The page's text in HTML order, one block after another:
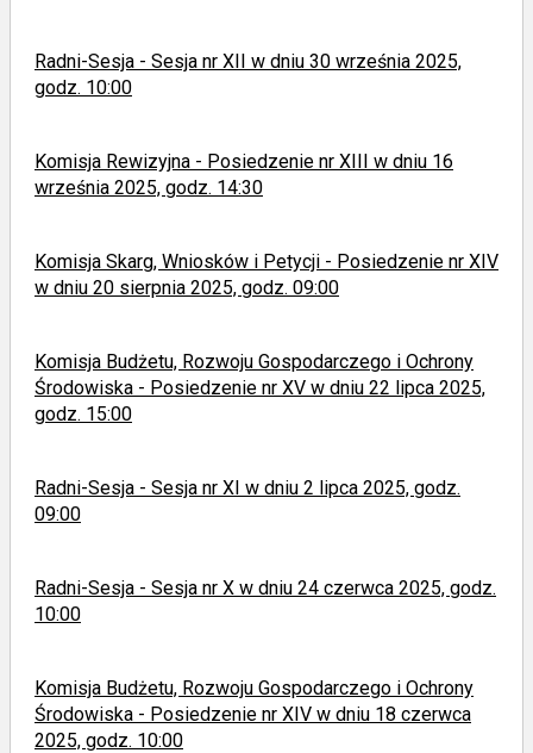
Radni-Sesja - Sesja nr XII w dniu 30 września 2025,
godz. 10:00
Komisja Rewizyjna - Posiedzenie nr XIII w dniu 16
września 2025, godz. 14:30
Komisja Skarg, Wniosków i Petycji - Posiedzenie nr XIV
w dniu 20 sierpnia 2025, godz. 09:00
Komisja Budżetu, Rozwoju Gospodarczego i Ochrony
Środowiska - Posiedzenie nr XV w dniu 22 lipca 2025,
godz. 15:00
Radni-Sesja - Sesja nr XI w dniu 2 lipca 2025, godz.
09:00
Radni-Sesja - Sesja nr X w dniu 24 czerwca 2025, godz.
10:00
Komisja Budżetu, Rozwoju Gospodarczego i Ochrony
Środowiska - Posiedzenie nr XIV w dniu 18 czerwca
2025, godz. 10:00